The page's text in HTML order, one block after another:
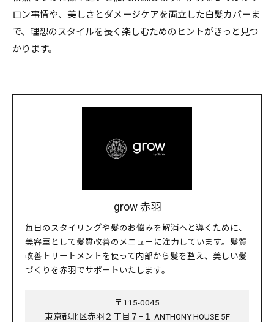
ロン事情や、美しさとダメージケアを両立した白髪カバーま
で、理想のスタイルを長く楽しむためのヒントがきっと見つ
かります。
grow 赤羽
毎日のスタイリングや髪のお悩みを解消へと導くために、
美容室として髪質改善のメニューに注力しています。髪質
改善トリートメントを使って内部から髪を整え、美しい髪
づくりを赤羽でサポートいたします。
〒115-0045
東京都北区赤羽２丁目７−１ ANTHONY HOUSE 5F